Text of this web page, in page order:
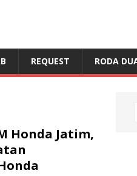
REQUEST RODA
Honda Jatim,